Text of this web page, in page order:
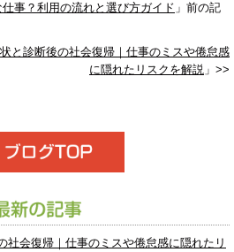
事？利用の流れと選び方ガイド 」前の記
と診断後の社会復帰｜仕事のミスや倦怠感
に隠れたリスクを解説 」>>
社会復帰｜仕事のミスや倦怠感に隠れたリ